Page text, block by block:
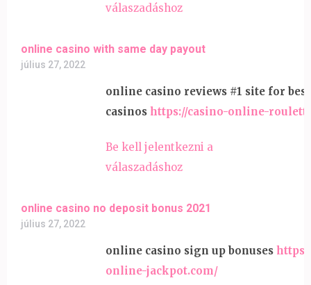
válaszadáshoz
online casino with same day payout
július 27, 2022
online casino reviews #1 site for
casinos https://casino-online-
Be kell jelentkezni a
válaszadáshoz
online casino no deposit bonus 2021
július 27, 2022
online casino sign up bonuses
online-jackpot.com/